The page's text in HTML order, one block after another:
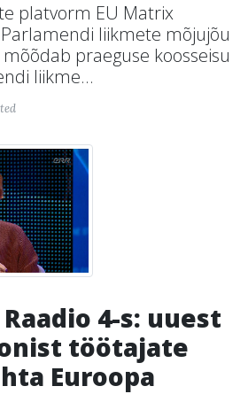
platvorm EU Matrix
liikmete mõjujõu
praeguse koosseisu
liikme...
4-s: uuest
töötajate
Euroopa